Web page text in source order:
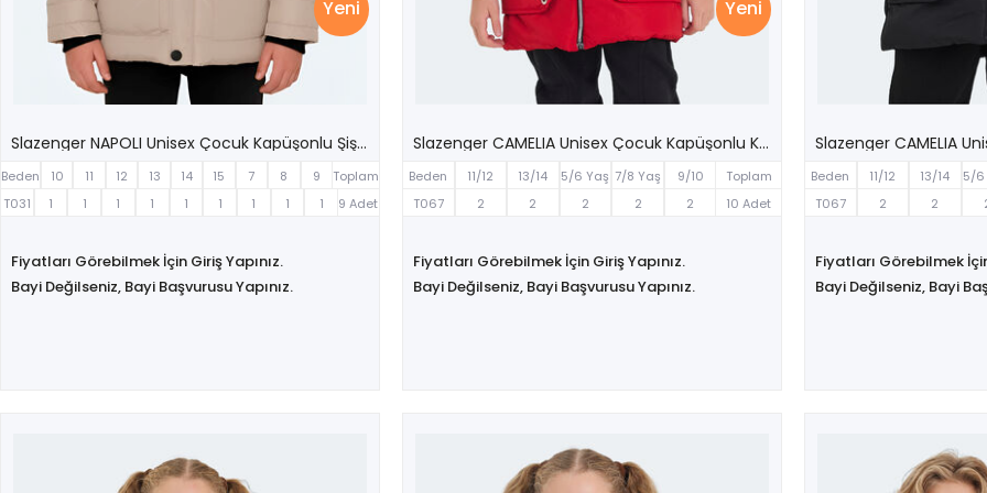
Yeni
Slazenger NAPOLI Unisex Çocuk Kapüşonlu Şişme Taş Gri Mont & Kaban
Beden 10 11 12 13 14 15 7 8 9
Toplam
T031
1 1 1 1 1 1 1 1 1 9 Adet
Fiyatları Görebilmek İçin Giriş Yapınız.
Bayi Değilseniz, Bayi Başvurusu Yapınız.
Yeni
Slazenger CAMELIA Unisex Çocuk Kapüşonlu Kırmızı Mont & Kaban
Beden
11/12
13/14
5/6 Yaş 7/8 Yaş
9/10
Toplam
T067
2 2 2 2 2 10 Adet
Fiyatları Görebilmek İçin Giriş Yapınız.
Bayi Değilseniz, Bayi Başvurusu Yapınız.
Beden
11/12
13/14
5/6
T067
2 2
Fiyatları Görebilmek
Bayi Değilseniz, Bayi